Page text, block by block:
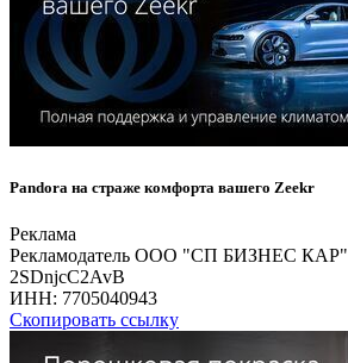
Pandora на страже комфорта вашего Zeekr
Реклама
Рекламодатель ООО "СП БИЗНЕС КАР"
2SDnjcC2AvB
ИНН: 7705040943
Скопировать ссылку